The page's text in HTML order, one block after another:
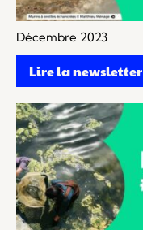
Décembre 2023
Lire la newsletter